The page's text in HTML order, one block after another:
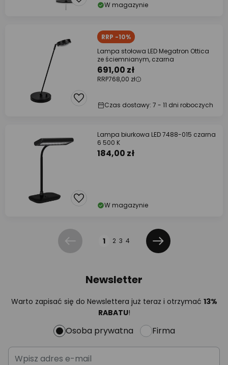
W magazynie
RRP -10%
Lampa stołowa LED Megatron Ottica
ze ściemnianym, czarna
691,00 zł
RRP768,00 zł
Czas dostawy: 7 - 11 dni roboczych
Lampa biurkowa LED 7488-015 czarna
6 500 K
184,00 zł
W magazynie
Poprzednia 1 2 3 4
Dalej
Newsletter
Warto zapisać się do Newslettera już teraz i otrzymać 13%
RABATU!
Osoba prywatna Firma